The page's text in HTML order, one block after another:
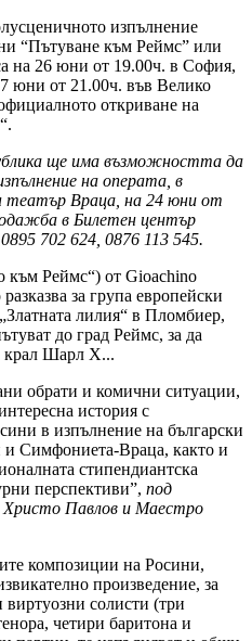
изпълнение
“Пътуване към Реймс” или
на 26 юни от 19.00ч. в София,
юни от 21.00ч. във Велико
откриване на
ще има възможността да
на операта, в
театър Враца, на 24 юни от
в Билетен център
702 624, 0876 113 545.
към Реймс“) от Gioachino
за група европейски
лилия“ в Пломбиер,
до град Реймс, за да
крал Шарл X...
обрати и комични ситуации,
история с
в изпълнение на български
и Симфониета-Враца, както и
стипендиантска
перспективи”, под
Павлов и Маестро
композиции на Росини,
произведение, за
виртуозни солисти (три
четири баритона и